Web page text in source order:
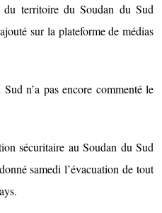
du territoire du Soudan du Sud
sur la plateforme de médias
n’a pas encore commenté le
sécuritaire au Soudan du Sud
samedi l’évacuation de tout